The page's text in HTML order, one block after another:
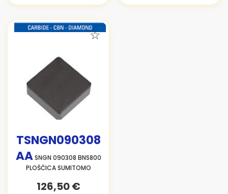
TSNGN090308
AASNGN 090308 BNS800
PLOŠČICA SUMITOMO
126,50 €